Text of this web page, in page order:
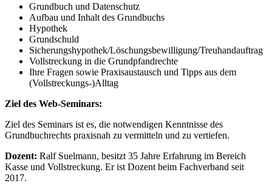
Grundbuch und Datenschutz
Aufbau und Inhalt des Grundbuchs
Hypothek
Grundschuld
Sicherungshypothek/Löschungsbewilligung/Treuhandauftrag
Vollstreckung in die Grundpfandrechte
Ihre Fragen sowie Praxisaustausch und Tipps aus dem
(Vollstreckungs-)Alltag
Ziel des Web-Seminars:
Ziel des Seminars ist es, die notwendigen Kenntnisse des
Grundbuchrechts praxisnah zu vermitteln und zu vertiefen.
Dozent: Ralf Suelmann, besitzt 35 Jahre Erfahrung im Bereich
Kasse und Vollstreckung. Er ist Dozent beim Fachverband seit
2017.